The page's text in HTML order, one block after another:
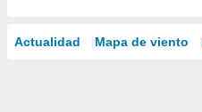
Actualidad Mapa de viento